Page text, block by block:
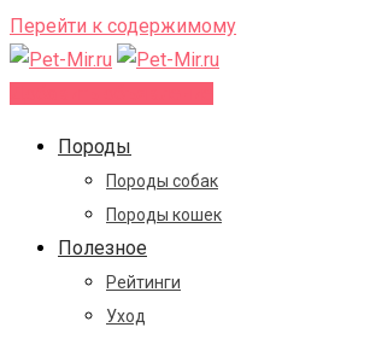
Перейти к содержимому
Породы
Породы собак
Породы кошек
Полезное
Рейтинги
Уход